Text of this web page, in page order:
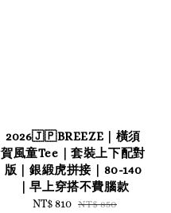
2026🇯🇵BREEZE｜橫須
賀風童Tee｜套裝上下配對
版｜銀緞虎拼接｜80-140
｜早上穿搭不費腦款
Sale
NT$ 810 Regular
NT$ 850